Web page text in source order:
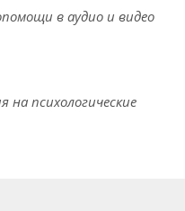
в аудио и видео
на психологические